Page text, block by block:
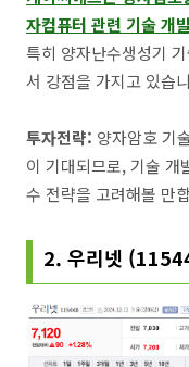
자컴퓨터 관련 기술 개
특히 양자난수생성기
서 강점을 가지고 있습
투자전략: 양자암호 기
이 기대되므로, 기술 개
수 전략을 고려해볼 만
2. 우리넷